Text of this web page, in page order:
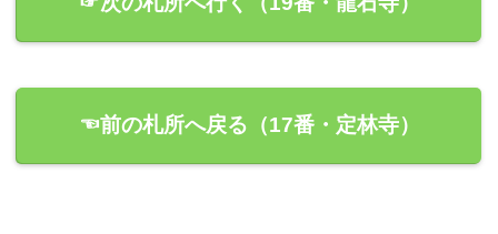
☜前の札所へ戻る（17番・定林寺）